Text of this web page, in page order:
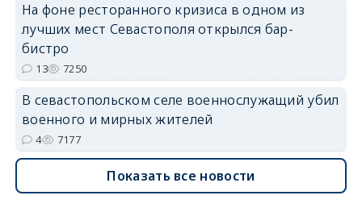
На фоне ресторанного кризиса в одном из
лучших мест Севастополя открылся бар-
бистро
13 7250
В севастопольском селе военнослужащий убил
военного и мирных жителей
4 7177
Показать все новости